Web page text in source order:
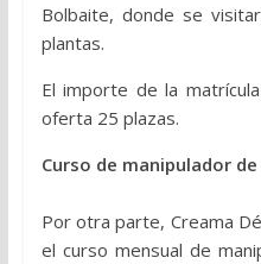
Bolbaite, donde se
plantas.
El importe de la
oferta 25 plazas.
Curso de manipulador
Por otra parte, Creama
el curso mensual de